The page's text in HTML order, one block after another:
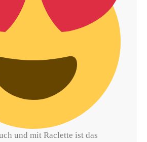
und mit Raclette ist das